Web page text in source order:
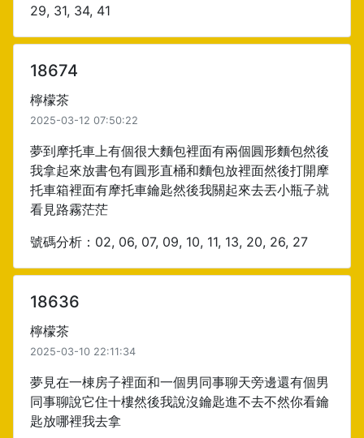
29, 31, 34, 41
18674
檸檬茶
2025-03-12 07:50:22
夢到摩托車上有個很大麵包裡面有兩個圓形麵包然後
我拿起來放書包有圓形直桶和麵包放裡面然後打開摩
托車箱裡面有摩托車鑰匙然後我關起來去丟小瓶子就
看見路霧茫茫
號碼分析：02, 06, 07, 09, 10, 11, 13, 20, 26, 27
18636
檸檬茶
2025-03-10 22:11:34
夢見在一棟房子裡面和一個男同事聊天旁邊還有個男
同事聊說它住十樓然後我說沒鑰匙進不去不然你看鑰
匙放哪裡我去拿